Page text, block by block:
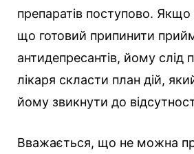
препаратів поступово. Якщо
що готовий припинити
антидепресантів, йому слід
лікаря скласти план дій,
йому звикнути до
Вважається, що не можна